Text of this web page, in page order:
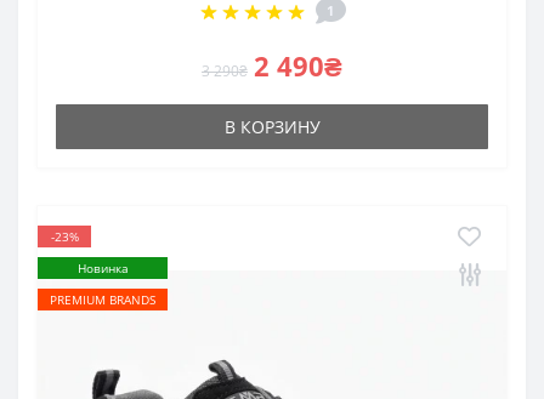
1
3 290₴ 2 490₴
В КОРЗИНУ
-23%
Новинка
PREMIUM BRANDS